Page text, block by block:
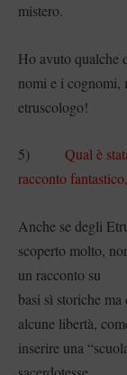
mistero.
Ho avuto qualche
nomi e i cognomi,
etruscologo!
5) Qual è
racconto
Anche se degli
scoperto molto,
un racconto su
basi sì storiche
alcune libertà,
inserire una